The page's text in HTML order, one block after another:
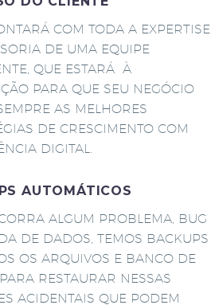
COM TODA A EXPERTISE
DE UMA EQUIPE
QUE ESTARÁ À
PARA QUE SEU NEGÓCIO
AS MELHORES
DE CRESCIMENTO COM
DIGITAL.
AUTOMÁTICOS
ALGUM PROBLEMA, BUG
DE DADOS, TEMOS BACKUPS
OS ARQUIVOS E BANCO DE
RESTAURAR NESSAS
ACIDENTAIS QUE PODEM